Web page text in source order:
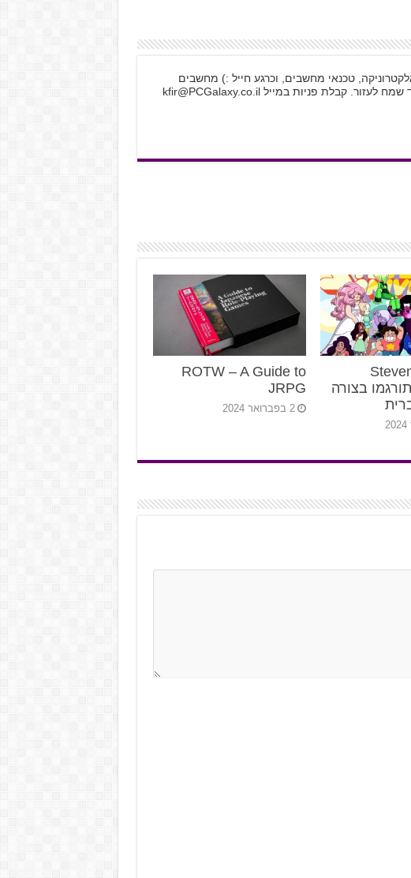
בן 24. הנדסאי אלקטרוניקה, טכנאי מחשבים, וכרגע חייל :) מחשבים
לעזור. קבלת פניות במיילkfir@PCGalaxy.co.il
בצורה
ROTW – A Guide to
JRPG
2 בפברואר 2024